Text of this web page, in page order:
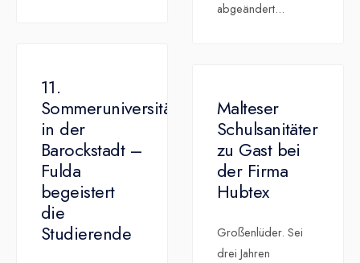
abgeändert...
11.
Sommeruniversität
in der
Barockstadt –
Fulda
begeistert
die
Studierende
Malteser
Schulsanitäter
zu Gast bei
der Firma
Hubtex
Großenlüder. Sei
drei Jahren